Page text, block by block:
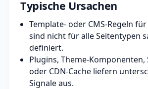
Typische Ursachen
Template- oder CMS-Regeln
sind nicht für alle Seitentypen
definiert.
Plugins, Theme-Komponenten,
oder CDN-Cache liefern
Signale aus.